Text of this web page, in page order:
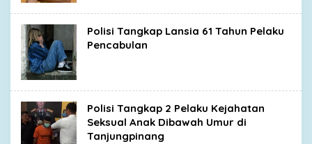
Polisi Tangkap Lansia 61 Tahun Pelaku
Pencabulan
Polisi Tangkap 2 Pelaku Kejahatan
Seksual Anak Dibawah Umur di
Tanjungpinang